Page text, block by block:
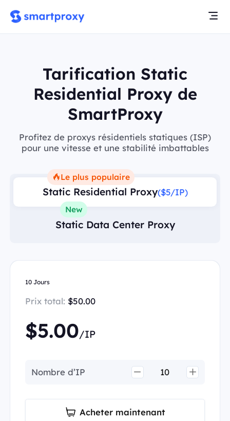
Tarification Static
Residential Proxy de
SmartProxy
Profitez de proxys résidentiels statiques (ISP)
pour une vitesse et une stabilité imbattables
Static Residential Proxy($5/IP)
Le plus populaire
Static Data Center Proxy
New
10 Jours
Prix total: $50.00
$5.00/IP
Nombre d’IP
Acheter maintenant